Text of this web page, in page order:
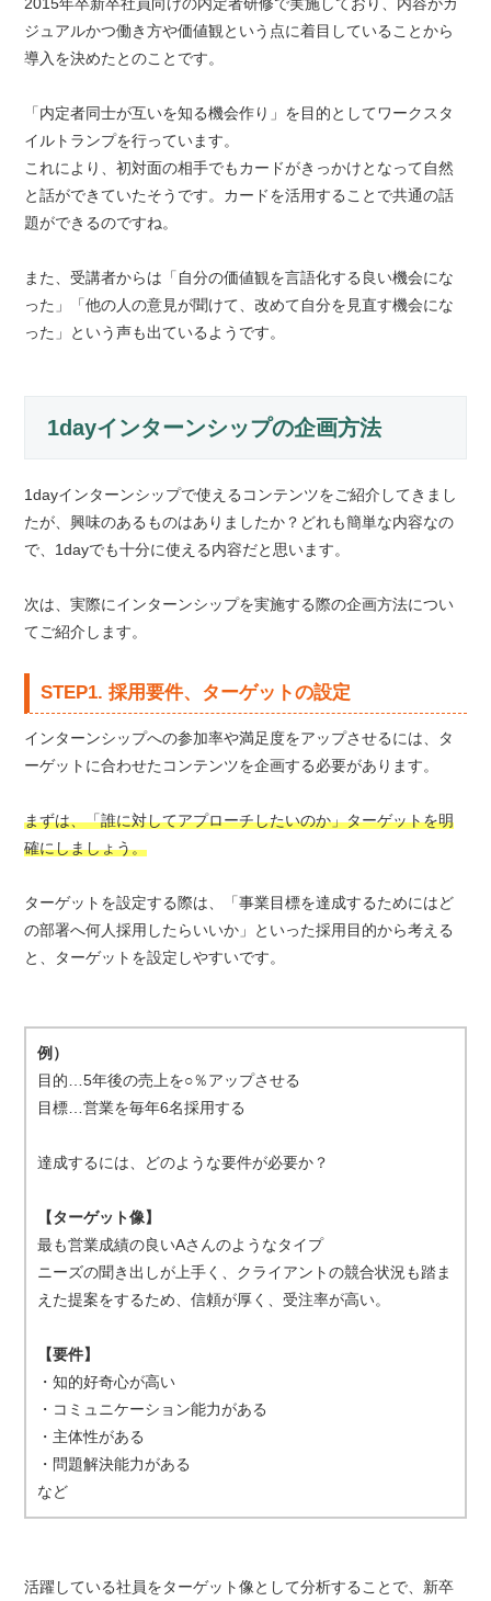
ジュアルかつ働き方や価値観という点に着目していることから
導入を決めたとのことです。
「内定者同士が互いを知る機会作り」を目的としてワークスタ
イルトランプを行っています。
これにより、初対面の相手でもカードがきっかけとなって自然
と話ができていたそうです。カードを活用することで共通の話
題ができるのですね。
また、受講者からは「自分の価値観を言語化する良い機会にな
った」「他の人の意見が聞けて、改めて自分を見直す機会にな
った」という声も出ているようです。
1dayインターンシップの企画方法
1dayインターンシップで使えるコンテンツをご紹介してきまし
たが、興味のあるものはありましたか？どれも簡単な内容なの
で、1dayでも十分に使える内容だと思います。
次は、実際にインターンシップを実施する際の企画方法につい
てご紹介します。
STEP1. 採用要件、ターゲットの設定
インターンシップへの参加率や満足度をアップさせるには、タ
ーゲットに合わせたコンテンツを企画する必要があります。
まずは、「誰に対してアプローチしたいのか」ターゲットを明
確にしましょう。
ターゲットを設定する際は、「事業目標を達成するためにはど
の部署へ何人採用したらいいか」といった採用目的から考える
と、ターゲットを設定しやすいです。
例）
目的…5年後の売上を○％アップさせる
目標…営業を毎年6名採用する
達成するには、どのような要件が必要か？
【ターゲット像】
最も営業成績の良いAさんのようなタイプ
ニーズの聞き出しが上手く、クライアントの競合状況も踏ま
えた提案をするため、信頼が厚く、受注率が高い。
【要件】
・知的好奇心が高い
・コミュニケーション能力がある
・主体性がある
・問題解決能力がある
など
活躍している社員をターゲット像として分析することで、新卒